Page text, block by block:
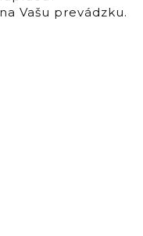
Vašu prevádzku.